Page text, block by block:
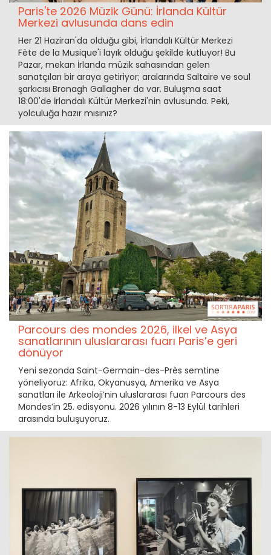
Paris'te 2026 Müzik Günü: İrlanda Kültür
Merkezi avlusunda dans edin
Her 21 Haziran'da olduğu gibi, İrlandalı Kültür Merkezi
Fête de la Musique'i layık olduğu şekilde kutluyor! Bu
Pazar, mekan İrlanda müzik sahasından gelen
sanatçıları bir araya getiriyor; aralarında Saltaire ve soul
şarkıcısı Bronagh Gallagher da var. Buluşma saat
18:00'de İrlandalı Kültür Merkezi'nin avlusunda. Peki,
yolculuğa hazır mısınız?
Parcours des mondes 2026, ilkel ve Asya
sanatlarının uluslararası fuarı Paris’e geri
dönüyor
Yeni sezonda Saint-Germain-des-Près semtine
yöneliyoruz: Afrika, Okyanusya, Amerika ve Asya
sanatları ile Arkeoloji’nin uluslararası fuarı Parcours des
Mondes’in 25. edisyonu. 2026 yılının 8-13 Eylül tarihleri
arasında buluşuyoruz.